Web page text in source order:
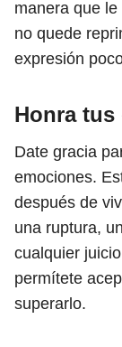
manera que
no quede
expresión
Honra tus
Date gracia
emociones.
después de
una ruptura,
cualquier
permítete
superarlo.